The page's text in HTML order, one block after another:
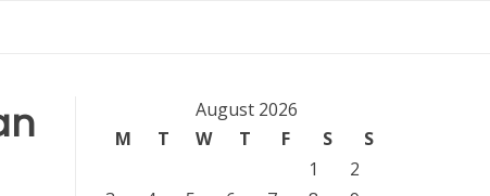
August 2026
M
T W T F S
S
1
2